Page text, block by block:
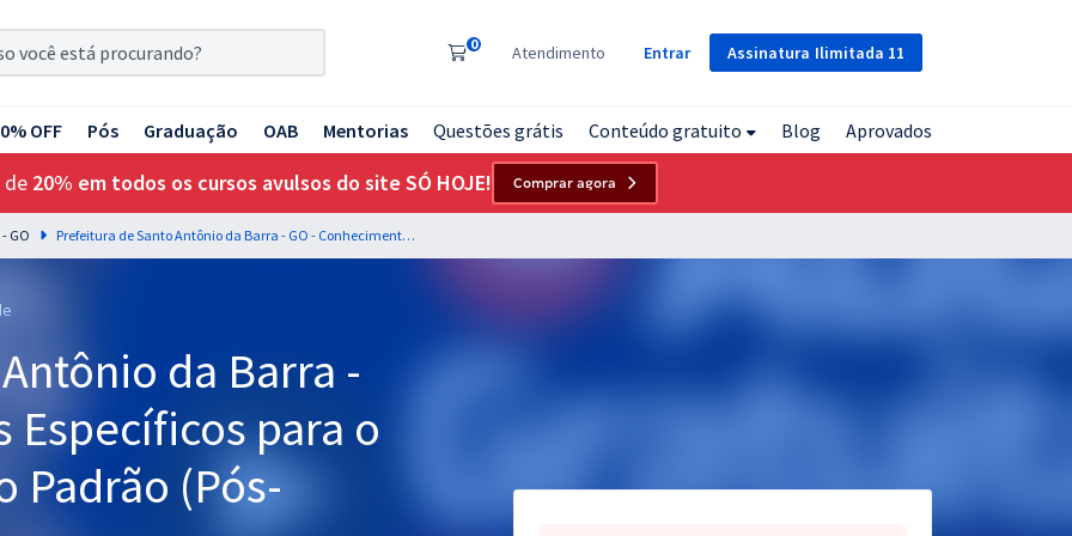
Assinatura Ilimitada 11
0 Atendimento Entrar
OFF Pós Graduação OAB Mentorias Questões grátis Conteúdo gratuito Blog Aprovados
de 20% em todos os cursos avulsos do site SÓ HOJE! Comprar agora
GO Prefeitura de Santo Antônio da Barra - GO - Conhecimentos Específicos para o Cargo de Enfermeiro Padrão (Pós-Edital)
da Barra -
Específicos para o
Padrão (Pós-